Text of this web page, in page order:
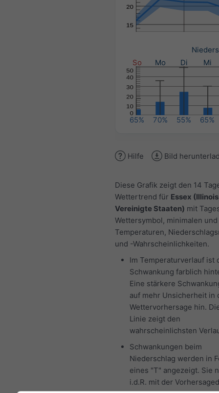
So
Mo Di Mi
65% 70% 55% 65%
Hilfe Bild
Diese Grafik zeigt den 14
Wettertrend für Essex
Vereinigte Staaten) mit
Wettersymbol, minimalen
Temperaturen,
und -Wahrscheinlichkeiten.
Im Temperaturverlauf ist
Schwankung farblich
Eine stärkere
auf mehr Unsicherheit in
Wettervorhersage hin.
Linie zeigt den
wahrscheinlichsten
Schwankungen beim
Niederschlag werden in
eines "T" angezeigt. Sie
i.d.R. mit der